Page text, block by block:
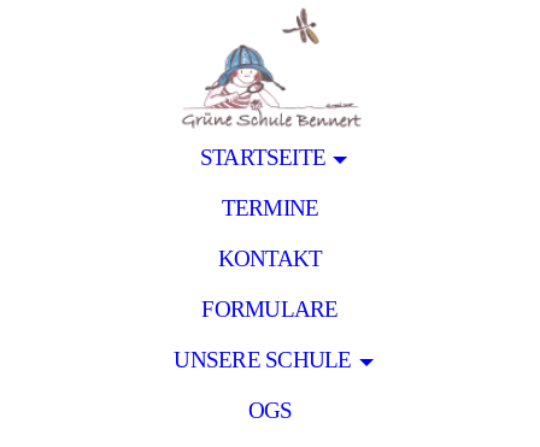
STARTSEITE
TERMINE
KONTAKT
FORMULARE
UNSERE SCHULE
OGS